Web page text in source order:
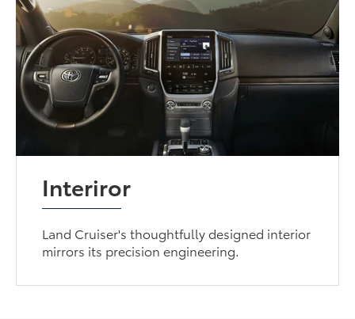
Interiror
Land Cruiser's thoughtfully designed interior
mirrors its precision engineering.